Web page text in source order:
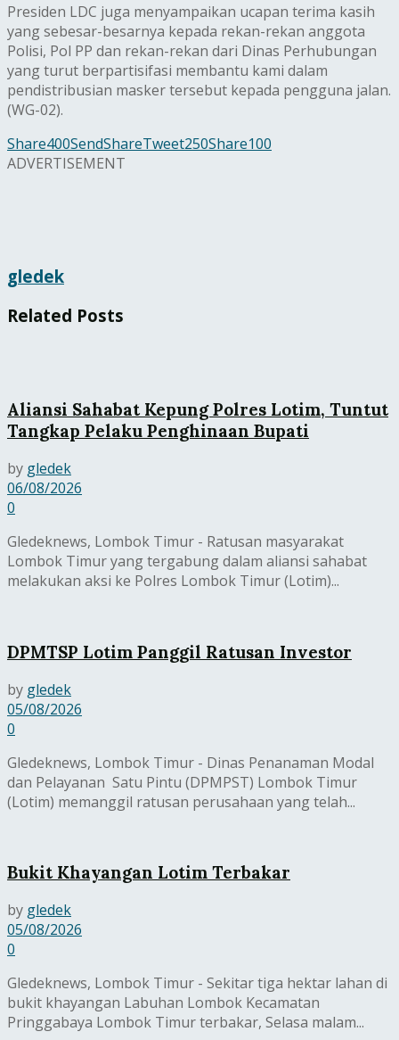
Presiden LDC juga menyampaikan ucapan terima kasih
yang sebesar-besarnya kepada rekan-rekan anggota
Polisi, Pol PP dan rekan-rekan dari Dinas Perhubungan
yang turut berpartisifasi membantu kami dalam
pendistribusian masker tersebut kepada pengguna jalan.
(WG-02).
Share400SendShareTweet250Share100
ADVERTISEMENT
gledek
Related Posts
Aliansi Sahabat Kepung Polres Lotim, Tuntut
Tangkap Pelaku Penghinaan Bupati
by gledek
06/08/2026
0
Gledeknews, Lombok Timur - Ratusan masyarakat
Lombok Timur yang tergabung dalam aliansi sahabat
melakukan aksi ke Polres Lombok Timur (Lotim)...
DPMTSP Lotim Panggil Ratusan Investor
by gledek
05/08/2026
0
Gledeknews, Lombok Timur - Dinas Penanaman Modal
dan Pelayanan Satu Pintu (DPMPST) Lombok Timur
(Lotim) memanggil ratusan perusahaan yang telah...
Bukit Khayangan Lotim Terbakar
by gledek
05/08/2026
0
Gledeknews, Lombok Timur - Sekitar tiga hektar lahan di
bukit khayangan Labuhan Lombok Kecamatan
Pringgabaya Lombok Timur terbakar, Selasa malam...